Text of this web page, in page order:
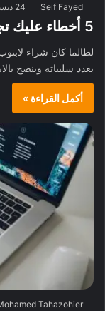
Seif Fayed 24 ديسمبر، 2022
5 أخطاء عليك تجنبها عند شراء لابتوب للألعاب
لطالما كان شراء
يعدد سلبياته وينصح
أكمل القراءة »
Tahazohier